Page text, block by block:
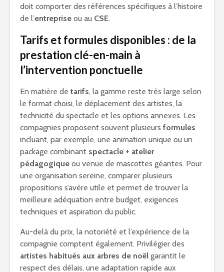
doit comporter des références spécifiques à l’histoire
de l’entreprise ou au CSE.
Tarifs et formules disponibles : de la
prestation clé-en-main à
l’intervention ponctuelle
En matière de tarifs, la gamme reste très large selon
le format choisi, le déplacement des artistes, la
technicité du spectacle et les options annexes. Les
compagnies proposent souvent plusieurs formules
incluant, par exemple, une animation unique ou un
package combinant spectacle + atelier
pédagogique ou venue de mascottes géantes. Pour
une organisation sereine, comparer plusieurs
propositions s’avère utile et permet de trouver la
meilleure adéquation entre budget, exigences
techniques et aspiration du public.
Au-delà du prix, la notoriété et l’expérience de la
compagnie comptent également. Privilégier des
artistes habitués aux arbres de noël garantit le
respect des délais, une adaptation rapide aux